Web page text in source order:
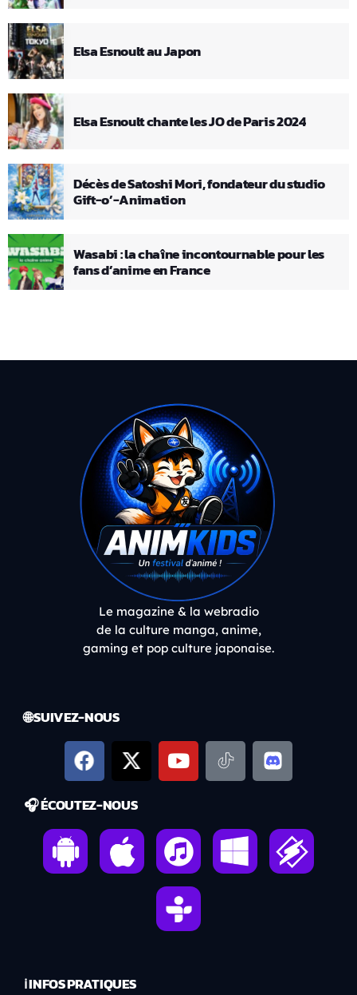
Elsa Esnoult au Japon
Elsa Esnoult chante les JO de Paris 2024
Décès de Satoshi Mori, fondateur du studio
Gift-o’-Animation
Wasabi : la chaîne incontournable pour les
fans d’anime en France
Le magazine & la webradio
de la culture manga, anime,
gaming et pop culture japonaise.
🌐 SUIVEZ-NOUS
🎧 ÉCOUTEZ-NOUS
ℹ️ INFOS PRATIQUES